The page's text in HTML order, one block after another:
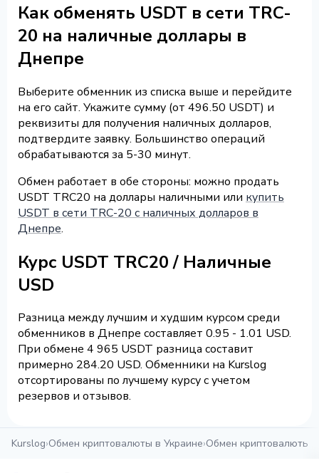
Как обменять USDT в сети TRC-
20 на наличные доллары в
Днепре
Выберите обменник из списка выше и перейдите
на его сайт. Укажите сумму (от 496.50 USDT) и
реквизиты для получения наличных долларов,
подтвердите заявку. Большинство операций
обрабатываются за 5-30 минут.
Обмен работает в обе стороны: можно продать
USDT TRC20 на доллары наличными или купить
USDT в сети TRC-20 с наличных долларов в
Днепре.
Курс USDT TRC20 / Наличные
USD
Разница между лучшим и худшим курсом среди
обменников в Днепре составляет 0.95 - 1.01 USD.
При обмене 4 965 USDT разница составит
примерно 284.20 USD. Обменники на Kurslog
отсортированы по лучшему курсу с учетом
резервов и отзывов.
Kurslog›Обмен криптовалюты в Украине›Обмен криптовалюты